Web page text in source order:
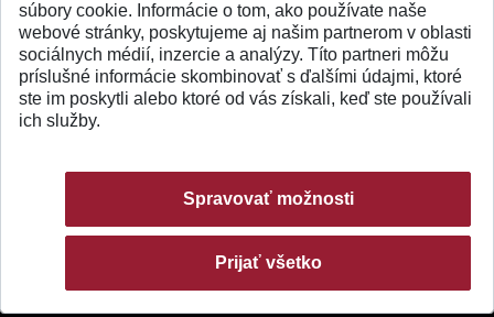
SPÄŤ NA VRCH
súbory cookie. Informácie o tom, ako používate naše
webové stránky, poskytujeme aj našim partnerom v oblasti
sociálnych médií, inzercie a analýzy. Títo partneri môžu
príslušné informácie skombinovať s ďalšími údajmi, ktoré
ste im poskytli alebo ktoré od vás získali, keď ste používali
ich služby.
Spravovať možnosti
Prijať všetko